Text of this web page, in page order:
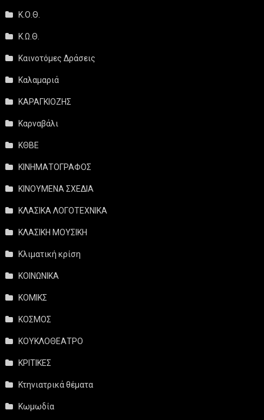
Κ.Ο.Θ.
Κ.Ω.Θ.
Καινοτόμες Δράσεις
Καλαμαριά
ΚΑΡΑΓΚΙΟΖΗΣ
Καρναβάλι
ΚΘΒΕ
ΚΙΝΗΜΑΤΟΓΡΑΦΟΣ
ΚΙΝΟΥΜΕΝΑ ΣΧΕΔΙΑ
ΚΛΑΣΙΚΑ ΛΟΓΟΤΕΧΝΙΚΑ
ΚΛΑΣΙΚΗ ΜΟΥΣΙΚΗ
Κλιματική κρίση
ΚΟΙΝΩΝΙΚΑ
ΚΟΜΙΚΣ
ΚΟΣΜΟΣ
ΚΟΥΚΛΟΘΕΑΤΡΟ
ΚΡΙΤΙΚΕΣ
Κτηνιατρικά θέματα
Κωμωδία